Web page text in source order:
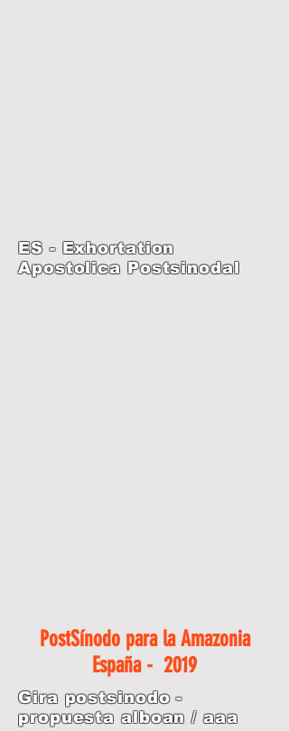
ES - Exhortation
Apostolica Postsinodal
PostSínodo para la Amazonia
España - 2019
Gira postsinodo -
propuesta alboan / aaa